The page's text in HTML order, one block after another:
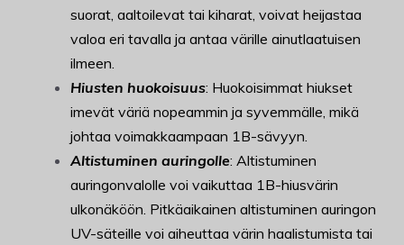
suorat, aaltoilevat tai kiharat, voivat heijastaa
valoa eri tavalla ja antaa värille ainutlaatuisen
ilmeen.
Hiusten huokoisuus: Huokoisimmat hiukset
imevät väriä nopeammin ja syvemmälle, mikä
johtaa voimakkaampaan 1B-sävyyn.
Altistuminen auringolle: Altistuminen
auringonvalolle voi vaikuttaa 1B-hiusvärin
ulkonäköön. Pitkäaikainen altistuminen auringon
UV-säteille voi aiheuttaa värin haalistumista tai